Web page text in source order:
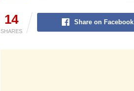
14
SHARES
Share on Facebook